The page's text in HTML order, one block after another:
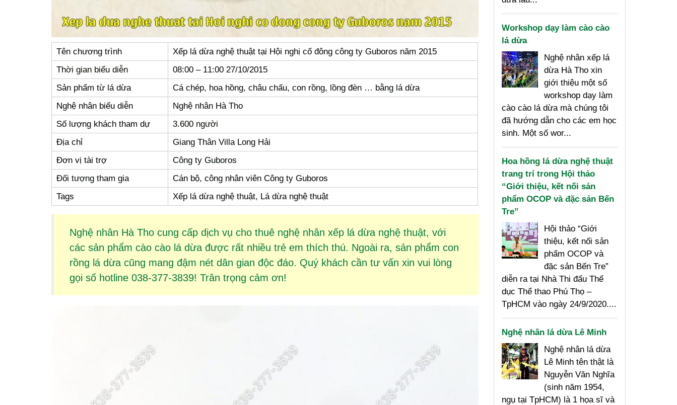
Tên chương trình
Xếp lá dừa nghệ thuật tại Hội nghị cổ đông công ty Guboros năm 2015
Thời gian biểu diễn
08:00 – 11:00 27/10/2015
Sản phẩm từ lá dừa
Cá chép, hoa hồng, châu chấu, con rồng, lồng đèn … bằng lá dừa
Nghệ nhân biểu diễn
Nghệ nhân Hà Tho
Số lượng khách tham dự
3.600 người
Địa chỉ
Giang Thân Villa Long Hải
Đơn vị tài trợ
Công ty Guboros
Đối tượng tham gia
Cán bộ, công nhân viên Công ty Guboros
Tags
Xếp lá dừa nghệ thuật, Lá dừa nghệ thuật
Nghệ nhân Hà Tho cung cấp dịch vụ cho thuê nghệ nhân xếp lá dừanghệ thuật, với
các sản phẩm cào cào lá dừađược rất nhiều trẻ em thích thú. Ngoài ra, sản phẩm con
rồng lá dừacũng mang đậm nét dân gian độc đáo. Quý khách cần tư vấn xin vui lòng
gọi số hotline 038-377-3839! Trân trọng cảm ơn!
Workshop dạy làm cào cào
lá dừa
Nghệ nhân xếp lá
dừa Hà Tho xin
giới thiệu một số
workshop dạy làm
cào cào lá dừa mà chúng tôi
đã hướng dẫn cho các em học
sinh. Một số wor...
Hoa hồng lá dừa nghệ thuật
trang trí trong Hội thảo
“Giới thiệu, kết nối sản
phẩm OCOP và đặc sản Bến
Tre”
Hội thảo “Giới
thiệu, kết nối sản
phẩm OCOP và
đặc sản Bến Tre”
diễn ra tại Nhà Thi đấu Thể
dục Thể thao Phú Thọ –
TpHCM vào ngày 24/9/2020....
Nghệ nhân lá dừa Lê Minh
Nghệ nhân lá dừa
Lê Minh tên thật là
Nguyễn Văn Nghĩa
(sinh năm 1954,
ngụ tại TpHCM) là 1 họa sĩ và